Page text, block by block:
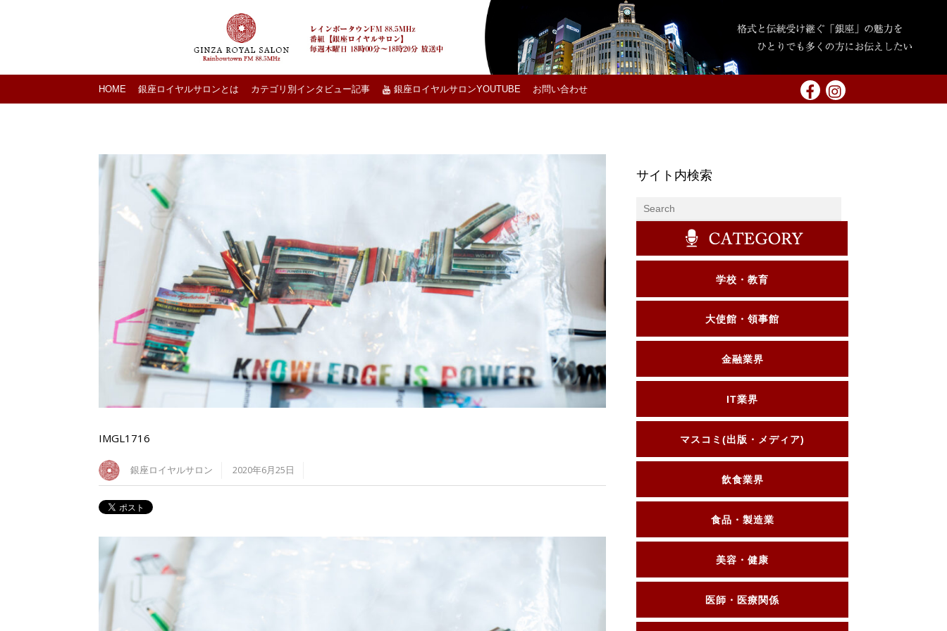
HOME 銀座ロイヤルサロンとは カテゴリ別インタビュー記事 銀座ロイヤルサロンYOUTUBE お問い合わせ
IMGL1716
銀座ロイヤルサロン 2020年6月25日
サイト内検索
学校・教育
大使館・領事館
金融業界
IT業界
マスコミ(出版・メディア)
飲食業界
食品・製造業
美容・健康
医師・医療関係